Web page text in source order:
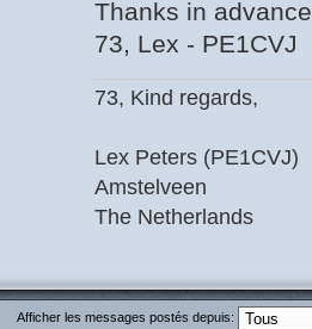
Thanks in
73, Lex - PE1CVJ
73, Kind regards,
Lex Peters (PE1CVJ)
Amstelveen
The Netherlands
Afficher les messages postés depuis: